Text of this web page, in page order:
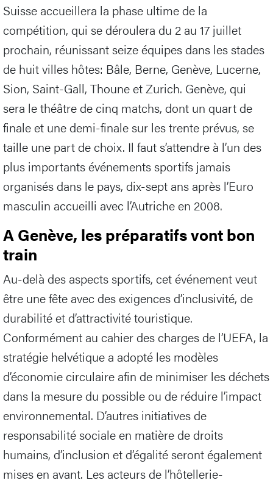
Suisse accueillera la phase ultime de la
compétition, qui se déroulera du 2 au 17 juillet
prochain, réunissant seize équipes dans les stades
de huit villes hôtes: Bâle, Berne, Genève, Lucerne,
Sion, Saint-Gall, Thoune et Zurich. Genève, qui
sera le théâtre de cinq matchs, dont un quart de
finale et une demi-finale sur les trente prévus, se
taille une part de choix. Il faut s’attendre à l’un des
plus importants événements sportifs jamais
organisés dans le pays, dix-sept ans après l’Euro
masculin accueilli avec l’Autriche en 2008.
A Genève, les préparatifs vont bon
train
Au-delà des aspects sportifs, cet événement veut
être une fête avec des exigences d’inclusivité, de
durabilité et d’attractivité touristique.
Conformément au cahier des charges de l’UEFA, la
stratégie helvétique a adopté les modèles
d’économie circulaire afin de minimiser les déchets
dans la mesure du possible ou de réduire l’impact
environnemental. D’autres initiatives de
responsabilité sociale en matière de droits
humains, d’inclusion et d’égalité seront également
mises en avant. Les acteurs de l’hôtellerie-